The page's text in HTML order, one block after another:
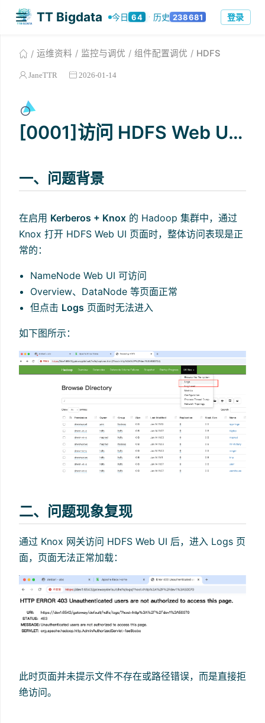
TT Bigdata 今日 64 · 历史 238681 登录
运维资料 监控与调优 组件配置调优 HDFS
JaneTTR 2026-01-14
[0001]访问 HDFS Web UI Logs Unauthorized 失败
一、问题背景
在启用 Kerberos + Knox 的 Hadoop 集群中，通过
Knox 打开 HDFS Web UI 页面时，整体访问表现是正
常的：
NameNode Web UI 可访问
Overview、DataNode 等页面正常
但点击 Logs 页面时无法进入
如下图所示：
二、问题现象复现
通过 Knox 网关访问 HDFS Web UI 后，进入 Logs 页
面，页面无法正常加载：
此时页面并未提示文件不存在或路径错误，而是直接拒
绝访问。